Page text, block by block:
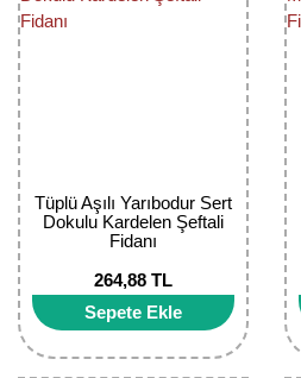
Tüplü Aşılı Yarıbodur Sert
Dokulu Kardelen Şeftali
Fidanı
264,88 TL
Sepete Ekle